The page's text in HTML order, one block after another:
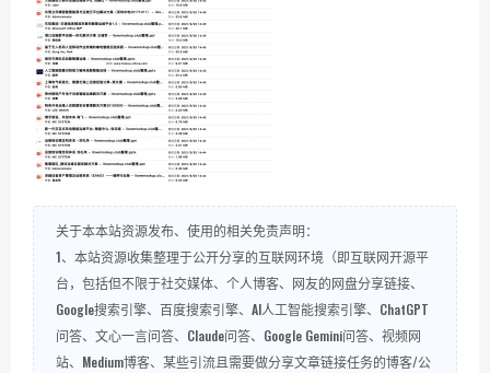
关于本本站资源发布、使用的相关免责声明：
1、本站资源收集整理于公开分享的互联网环境（即互联网开源平
台，包括但不限于社交媒体、个人博客、网友的网盘分享链接、
Google搜索引擎、百度搜索引擎、AI人工智能搜索引擎、ChatGPT
问答、文心一言问答、Claude问答、Google Gemini问答、视频网
站、Medium博客、某些引流且需要做分享文章链接任务的博客/公